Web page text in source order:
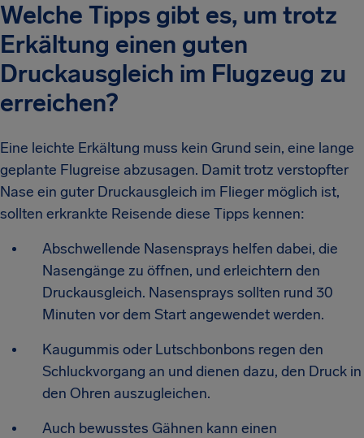
Welche Tipps gibt es, um trotz
Erkältung einen guten
Druckausgleich im Flugzeug zu
erreichen?
Eine leichte Erkältung muss kein Grund sein, eine lange
geplante Flugreise abzusagen. Damit trotz verstopfter
Nase ein guter Druckausgleich im Flieger möglich ist,
sollten erkrankte Reisende diese Tipps kennen:
Abschwellende Nasensprays helfen dabei, die
Nasengänge zu öffnen, und erleichtern den
Druckausgleich. Nasensprays sollten rund 30
Minuten vor dem Start angewendet werden.
Kaugummis oder Lutschbonbons regen den
Schluckvorgang an und dienen dazu, den Druck in
den Ohren auszugleichen.
Auch bewusstes Gähnen kann einen